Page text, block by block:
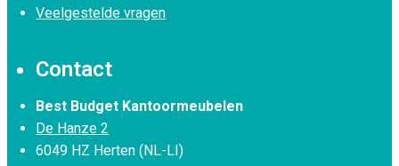
Veelgestelde vragen
Contact
Best Budget Kantoormeubelen
De Hanze 2
6049 HZ Herten (NL-LI)